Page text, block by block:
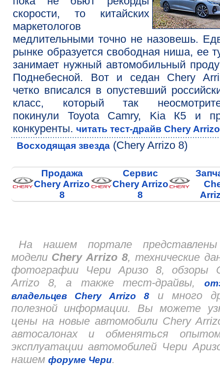
скорости, то китайских
маркетологов
медлительными точно не назовешь.
рынке образуется свободная ниша, ее
занимает нужный автомобильный
Поднебесной. Вот и седан Chery
четко вписался в опустевший
класс, который так
покинули Toyota Camry, Kia К5 и
конкуренты.читать тест-драйв Chery
Восходящая звезда(Chery Arrizo 8)
Продажа
Chery Arrizo
8
Сервис
Chery Arrizo
8
На нашем портале
модели Chery Arrizo 8, технические
фотографии Чери Аризо 8, обзоры
Arrizo 8, а также тест-драйвы,
владельцев Chery Arrizo 8и много
полезной информации. Вы можете
цены на новые автомобили Chery
автосалонах и обменяться
эксплуатации автомобилей Чери
нашем форуме Чери.